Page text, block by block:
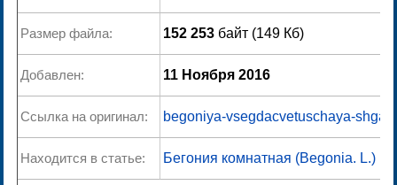
Размер файла: 152 253 байт (149 Кб)
Добавлен: 11 Ноября 2016
Ссылка на оригинал: begoniya-vsegdacvetuschaya-
Находится в статье: Бегония комнатная (Begonia. L.)